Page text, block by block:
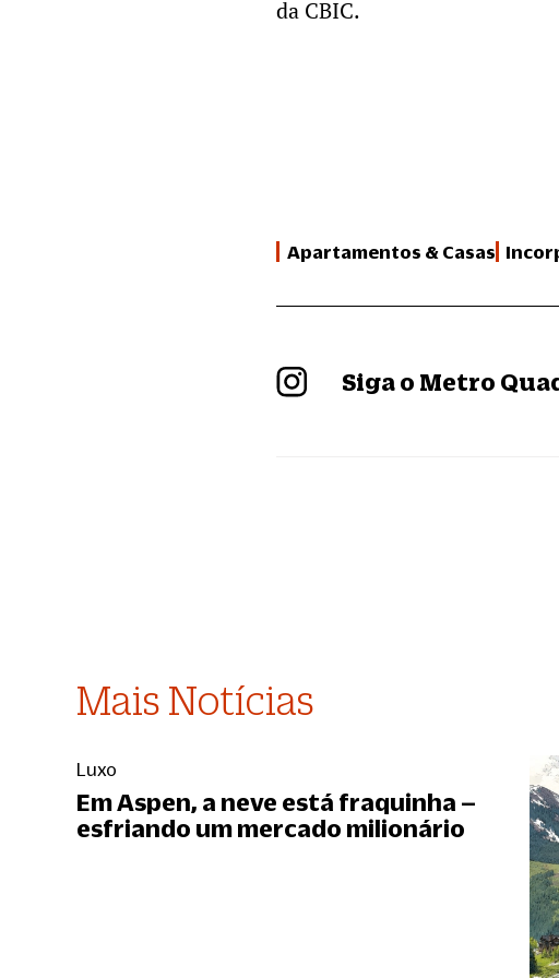
da CBIC.
Apartamentos & Casas
Siga o Metro
Mais Notícias
Luxo
Em Aspen, a neve está fraquinha –
esfriando um mercado milionário